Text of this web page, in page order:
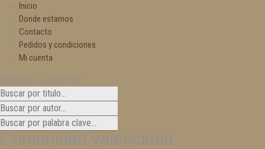
Inicio
Donde estamos
Contacto
Pedidos y condiciones
Mi cuenta
Búsqueda de productos
Comunidad valenciana